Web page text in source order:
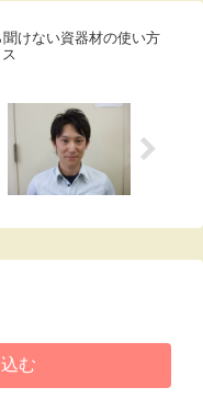
聞けない資器材の使い方
む